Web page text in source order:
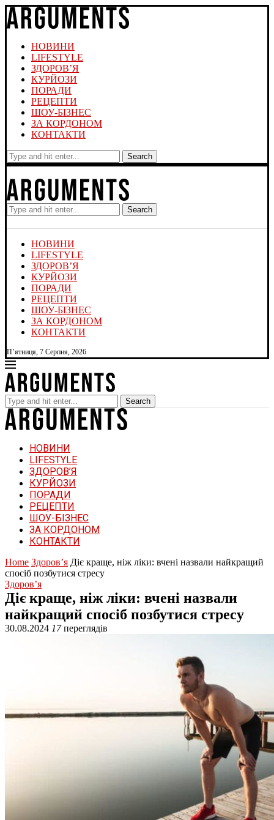
НОВИНИ
LIFESTYLE
ЗДОРОВ’Я
КУРЙОЗИ
ПОРАДИ
РЕЦЕПТИ
ШОУ-БІЗНЕС
ЗА КОРДОНОМ
КОНТАКТИ
Search
Search
НОВИНИ
LIFESTYLE
ЗДОРОВ’Я
КУРЙОЗИ
ПОРАДИ
РЕЦЕПТИ
ШОУ-БІЗНЕС
ЗА КОРДОНОМ
КОНТАКТИ
П’ятниця, 7 Серпня, 2026
Search
НОВИНИ
LIFESTYLE
ЗДОРОВ’Я
КУРЙОЗИ
ПОРАДИ
РЕЦЕПТИ
ШОУ-БІЗНЕС
ЗА КОРДОНОМ
КОНТАКТИ
Home Здоров’я Діє краще, ніж ліки: вчені назвали найкращий
спосіб позбутися стресу
Здоров’я
Діє краще, ніж ліки: вчені назвали
найкращий спосіб позбутися стресу
30.08.2024 17переглядів